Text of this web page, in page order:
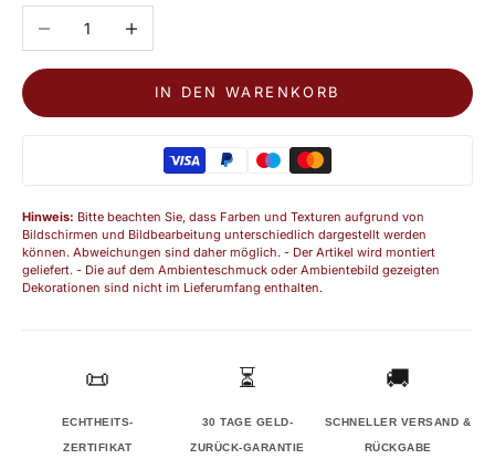
Anzahl verringernAnzahl erhöhen
IN DEN WARENKORB
Hinweis: Bitte beachten Sie, dass Farben und Texturen aufgrund von
Bildschirmen und Bildbearbeitung unterschiedlich dargestellt werden
können. Abweichungen sind daher möglich. - Der Artikel wird montiert
geliefert. - Die auf dem Ambienteschmuck oder Ambientebild gezeigten
Dekorationen sind nicht im Lieferumfang enthalten.
📜
ECHTHEITS-
ZERTIFIKAT
⏳
30 TAGE GELD-
ZURÜCK-GARANTIE
🚚
SCHNELLER VERSAND &
RÜCKGABE